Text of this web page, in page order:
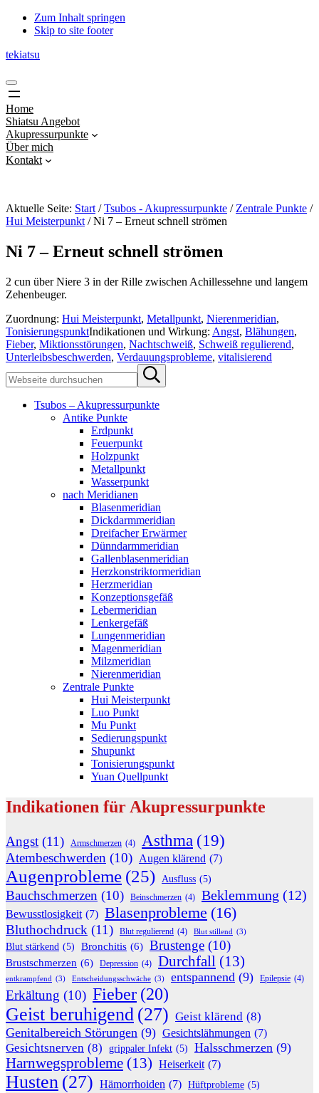
Zum Inhalt springen
Skip to site footer
tekiatsu
Shiatsu
bringt
Energie
in
Fluss...
Menu
Home
Shiatsu Angebot
Akupressurpunkte
Über mich
Kontakt
Aktuelle Seite: Start / Tsubos - Akupressurpunkte / Zentrale Punkte /
Hui Meisterpunkt /Ni 7 – Erneut schnell strömen
Ni 7 – Erneut schnell strömen
2 cun über Niere 3 in der Rille zwischen Achillessehne und langem
Zehenbeuger.
Zuordnung: Hui Meisterpunkt, Metallpunkt, Nierenmeridian,
TonisierungspunktIndikationen und Wirkung: Angst, Blähungen,
Fieber, Miktionsstörungen, Nachtschweiß, Schweiß regulierend,
Unterleibsbeschwerden, Verdauungsprobleme, vitalisierend
Sidebar
durchsuchen
Submit
search
Tsubos – Akupressurpunkte
Antike Punkte
Erdpunkt
Feuerpunkt
Holzpunkt
Metallpunkt
Wasserpunkt
nach Meridianen
Blasenmeridian
Dickdarmmeridian
Dreifacher Erwärmer
Dünndarmmeridian
Gallenblasenmeridian
Herzkonstriktormeridian
Herzmeridian
Konzeptionsgefäß
Lebermeridian
Lenkergefäß
Lungenmeridian
Magenmeridian
Milzmeridian
Nierenmeridian
Zentrale Punkte
Hui Meisterpunkt
Luo Punkt
Mu Punkt
Sedierungspunkt
Shupunkt
Tonisierungspunkt
Yuan Quellpunkt
Indikationen für Akupressurpunkte
Angst (11) Armschmerzen (4) Asthma (19)
Atembeschwerden (10) Augen klärend (7)
Augenprobleme (25) Ausfluss (5)
Bauchschmerzen (10) Beinschmerzen (4) Beklemmung (12)
Bewusstlosigkeit (7) Blasenprobleme (16)
Bluthochdruck (11) Blut regulierend (4) Blut stillend (3)
Blut stärkend (5) Bronchitis (6) Brustenge (10)
Brustschmerzen (6) Depression (4) Durchfall (13)
entkrampfend (3) Entscheidungsschwäche (3) entspannend (9) Epilepsie (4)
Erkältung (10) Fieber (20)
Geist beruhigend (27) Geist klärend (8)
Genitalbereich Störungen (9) Gesichtslähmungen (7)
Gesichtsnerven (8) grippaler Infekt (5) Halsschmerzen (9)
Harnwegsprobleme (13) Heiserkeit (7)
Husten (27) Hämorrhoiden (7) Hüftprobleme (5)